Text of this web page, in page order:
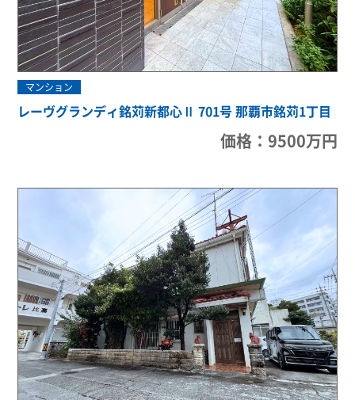
マンション
レーヴグランディ銘苅新都心Ⅱ 701号 那覇市銘苅1丁目
価格：9500万円